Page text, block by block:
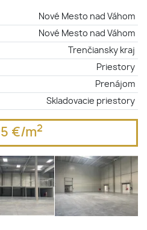
Nové Mesto nad Váhom
Nové Mesto nad Váhom
Trenčiansky kraj
Priestory
Prenájom
Skladovacie priestory
€/m2